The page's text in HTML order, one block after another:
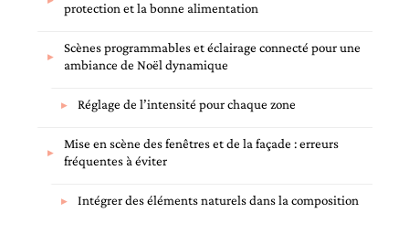
protection et la bonne alimentation
Scènes programmables et éclairage connecté pour une
ambiance de Noël dynamique
Réglage de l’intensité pour chaque zone
Mise en scène des fenêtres et de la façade : erreurs
fréquentes à éviter
Intégrer des éléments naturels dans la composition